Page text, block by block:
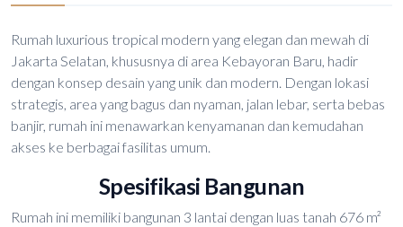
Rumah luxurious tropical modern yang elegan dan mewah di
Jakarta Selatan, khususnya di area Kebayoran Baru, hadir
dengan konsep desain yang unik dan modern. Dengan lokasi
strategis, area yang bagus dan nyaman, jalan lebar, serta bebas
banjir, rumah ini menawarkan kenyamanan dan kemudahan
akses ke berbagai fasilitas umum.
Spesifikasi Bangunan
Rumah ini memiliki bangunan 3 lantai dengan luas tanah 676 m²